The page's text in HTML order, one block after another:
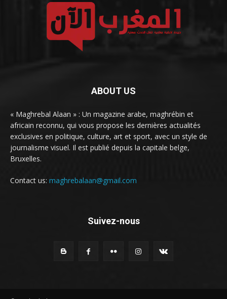
ABOUT US
« Maghrebal Alaan » : Un magazine arabe, maghrébin et
africain reconnu, qui vous propose les dernières actualités
exclusives en politique, culture, art et sport, avec un style de
journalisme visuel. Il est publié depuis la capitale belge,
Bruxelles.
Contact us: maghrebalaan@gmail.com
Suivez-nous